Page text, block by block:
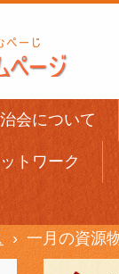
会について
トワーク
› 一月の資源